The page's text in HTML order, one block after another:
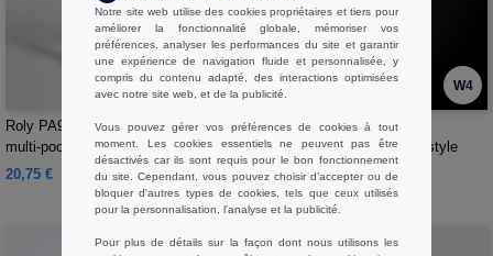
W4
Roly PA9207 - WALL Pantalon long
multi-poches
20,75 €
W4
Roly ZL8383 - CERYSON
Chaussures de sécurité de style
sportif
38,97 €
Notre site web utilise des cookies propriétaires et tiers pour
améliorer la fonctionnalité globale, mémoriser vos
préférences, analyser les performances du site et garantir
une expérience de navigation fluide et personnalisée, y
compris du contenu adapté, des interactions optimisées
avec notre site web, et de la publicité.
Vous pouvez gérer vos préférences de cookies à tout
moment. Les cookies essentiels ne peuvent pas être
désactivés car ils sont requis pour le bon fonctionnement
du site. Cependant, vous pouvez choisir d’accepter ou de
bloquer d'autres types de cookies, tels que ceux utilisés
pour la personnalisation, l'analyse et la publicité.
Pour plus de détails sur la façon dont nous utilisons les